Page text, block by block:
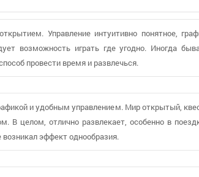
Управление интуитивно понятное,
возможность играть где угодно. Иногда
провести время и развлечься.
и удобным управлением. Мир открытый,
В целом, отлично развлекает, особенно в
эффект однообразия.